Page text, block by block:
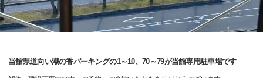
当館県道向い潮の香パーキングの1～10、70～79が当館専用駐車場です